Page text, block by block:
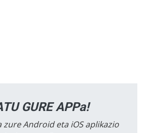
GURE APPa!
zure Android eta iOS aplikazio